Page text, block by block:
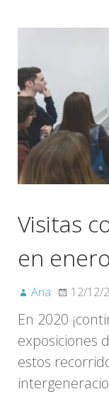
Visitas
en enero
Ana 12/12/
En 2020
exposiciones
estos